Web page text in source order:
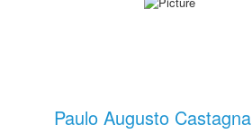
Paulo Augusto Castagna